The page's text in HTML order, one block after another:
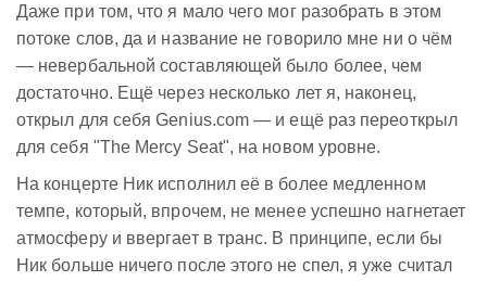
Даже при том, что я мало чего мог разобрать в этом
потоке слов, да и название не говорило мне ни о чём
— невербальной составляющей было более, чем
достаточно. Ещё через несколько лет я, наконец,
открыл для себя Genius.com — и ещё раз переоткрыл
для себя "The Mercy Seat", на новом уровне.
На концерте Ник исполнил её в более медленном
темпе, который, впрочем, не менее успешно нагнетает
атмосферу и ввергает в транс. В принципе, если бы
Ник больше ничего после этого не спел, я уже считал